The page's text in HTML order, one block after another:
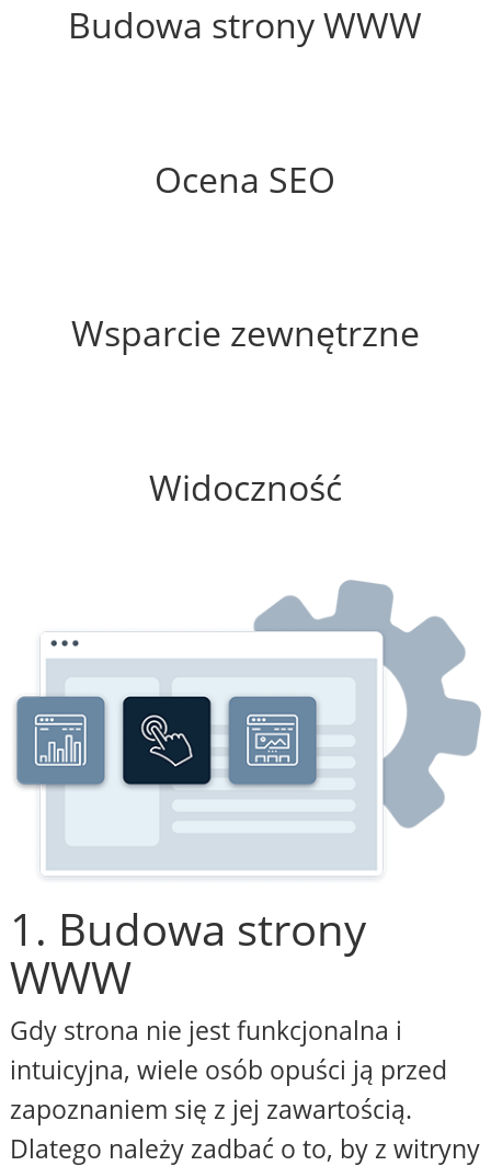
Budowa strony WWW
Ocena SEO
Wsparcie zewnętrzne
Widoczność
1. Budowa strony
WWW
Gdy strona nie jest funkcjonalna i
intuicyjna, wiele osób opuści ją przed
zapoznaniem się z jej zawartością.
Dlatego należy zadbać o to, by z witryny